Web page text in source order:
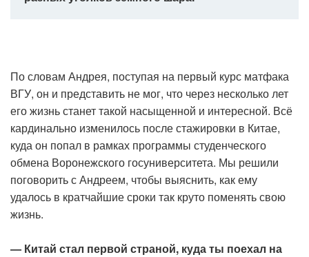
По словам Андрея, поступая на первый курс матфака
ВГУ, он и представить не мог, что через несколько лет
его жизнь станет такой насыщенной и интересной. Всё
кардинально изменилось после стажировки в Китае,
куда он попал в рамках программы студенческого
обмена Воронежского госуниверситета. Мы решили
поговорить с Андреем, чтобы выяснить, как ему
удалось в кратчайшие сроки так круто поменять свою
жизнь.
— Китай стал первой страной, куда ты поехал на